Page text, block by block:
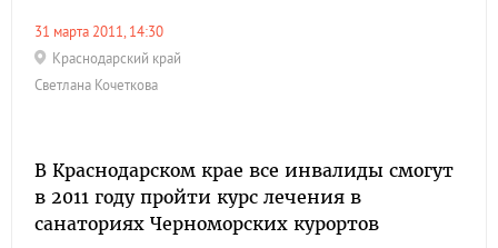
31 марта 2011, 14:30
Краснодарский край
Светлана Кочеткова
В Краснодарском крае все инвалиды смогут
в 2011 году пройти курс лечения в
санаториях Черноморских курортов